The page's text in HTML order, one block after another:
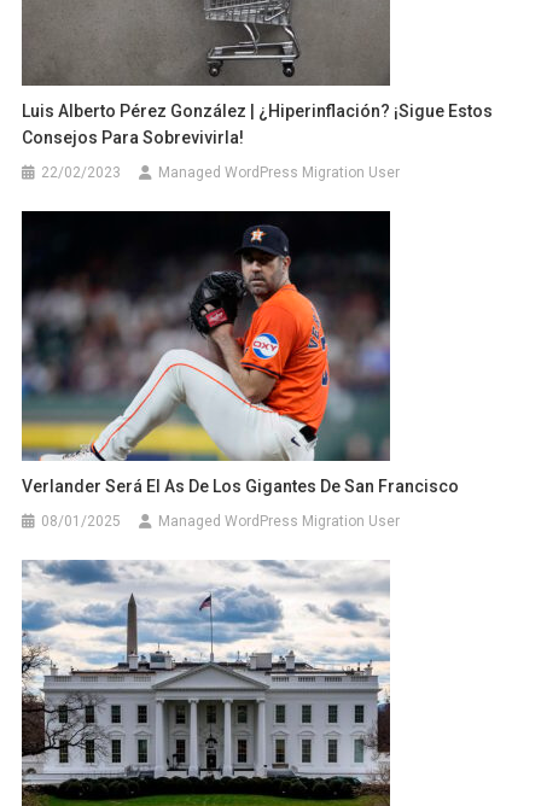
Luis Alberto Pérez González | ¿Hiperinflación? ¡Sigue Estos
Consejos Para Sobrevivirla!
22/02/2023 Managed WordPress Migration User
Verlander Será El As De Los Gigantes De San Francisco
08/01/2025 Managed WordPress Migration User